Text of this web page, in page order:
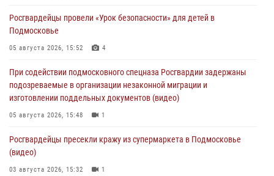
Росгвардейцы провели «Урок безопасности» для детей в
Подмосковье
05 августа 2026, 15:52 4
При содействии подмосковного спецназа Росгвардии задержаны
подозреваемые в организации незаконной миграции и
изготовлении поддельных документов (видео)
05 августа 2026, 15:48 1
Росгвардейцы пресекли кражу из супермаркета в Подмосковье
(видео)
03 августа 2026, 15:32 1